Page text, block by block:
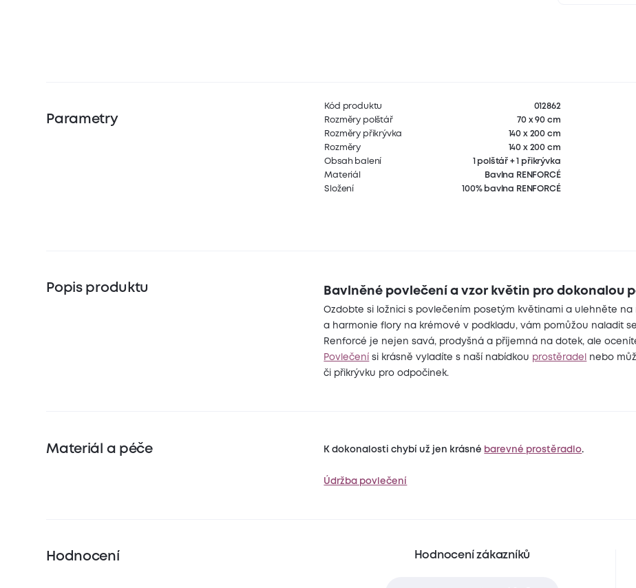
Parametry
Kód produktu
012862
Rozměry polštář
70 x 90 cm
Rozměry přikrývka
140 x 200 cm
Rozměry
140 x 200 cm
Obsah balení
1 polštář + 1 přikrývka
Materiál
Bavlna RENFORCÉ
Složení
100% bavlna RENFORCÉ
Popis produktu Bavlněné povlečení a vzor květin pro dokonalou
Ozdobte si ložnici s povlečením posetým květinami a ulehněte
a harmonie flory na krémové v podkladu, vám pomůžou naladit
Renforcé je nejen savá, prodyšná a příjemná na dotek, ale
Povlečení
si krásně vyladíte s naší nabídkou prostěradel nebo
či přikrývku pro odpočinek.
Materiál a péče K dokonalosti chybí už jen krásné barevné prostěradlo.
Údržba povlečení
Hodnocení Hodnocení zákazníků